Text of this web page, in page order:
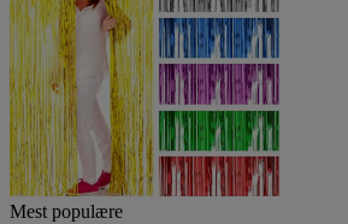
Mest populære